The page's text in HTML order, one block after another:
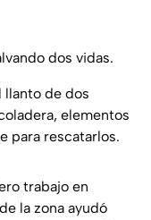
dos vidas.
llanto de dos
elementos
para rescatarlos.
trabajo en
la zona ayudó